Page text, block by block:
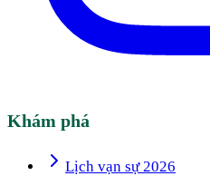
Khám phá
Lịch vạn sự 2026